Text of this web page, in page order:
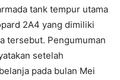
tank tempur utama
2A4 yang dimiliki
tersebut. Pengumuman
setelah
pada bulan Mei